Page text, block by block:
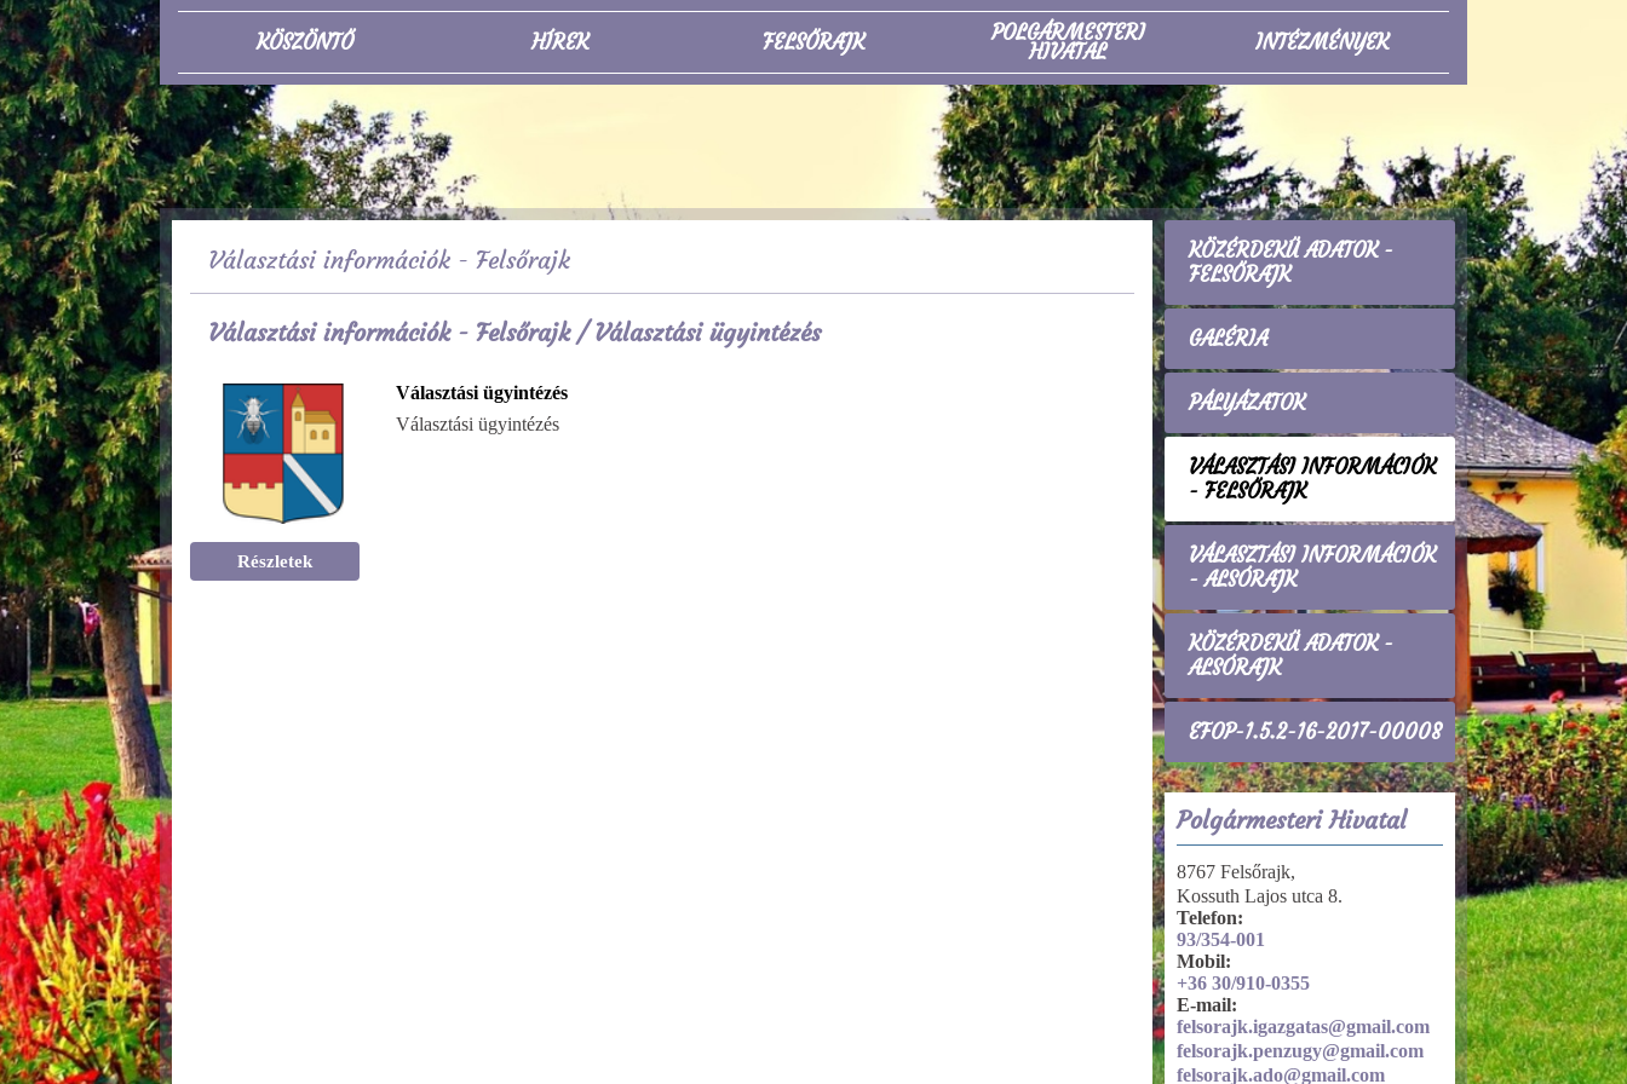
KÖSZÖNTŐ HÍREK FELSŐRAJK POLGÁRMESTERI
HIVATAL INTÉZMÉNYEK
Választási információk - Felsőrajk
Választási információk - Felsőrajk/ Választási ügyintézés
Választási ügyintézés
Választási ügyintézés
Részletek
KÖZÉRDEKŰ ADATOK -
FELSŐRAJK
GALÉRIA
PÁLYÁZATOK
VÁLASZTÁSI INFORMÁCIÓK
- FELSŐRAJK
VÁLASZTÁSI INFORMÁCIÓK
- ALSÓRAJK
KÖZÉRDEKŰ ADATOK -
ALSÓRAJK
EFOP-1.5.2-16-2017-00008
Polgármesteri Hivatal
8767 Felsőrajk,
Kossuth Lajos utca 8.
Telefon:
93/354-001
Mobil:
+36 30/910-0355
E-mail:
felsorajk.igazgatas@gmail.com
felsorajk.penzugy@gmail.com
felsorajk.ado@gmail.com